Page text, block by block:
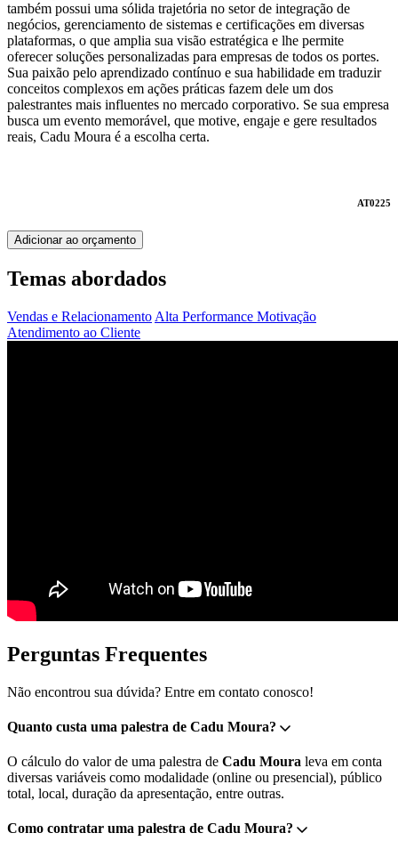
também possui uma sólida trajetória no setor de integração de
negócios, gerenciamento de sistemas e certificações em diversas
plataformas, o que amplia sua visão estratégica e lhe permite
oferecer soluções personalizadas para empresas de todos os portes.
Sua paixão pelo aprendizado contínuo e sua habilidade em traduzir
conceitos complexos em ações práticas fazem dele um dos
palestrantes mais influentes no mercado corporativo. Se sua empresa
busca um evento memorável, que motive, engaje e gere resultados
reais, Cadu Moura é a escolha certa.
AT0225
Adicionar ao orçamento
Temas abordados
Vendas e Relacionamento Alta Performance Motivação
Atendimento ao Cliente
Perguntas Frequentes
Não encontrou sua dúvida? Entre em contato conosco!
Quanto custa uma palestra de Cadu Moura?
O cálculo do valor de uma palestra de Cadu Moura leva em conta
diversas variáveis como modalidade (online ou presencial), público
total, local, duração da apresentação, entre outras.
Como contratar uma palestra de Cadu Moura?